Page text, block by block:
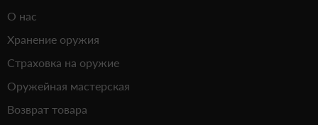
О нас
Хранение оружия
Страховка на оружие
Оружейная мастерская
Возврат товара